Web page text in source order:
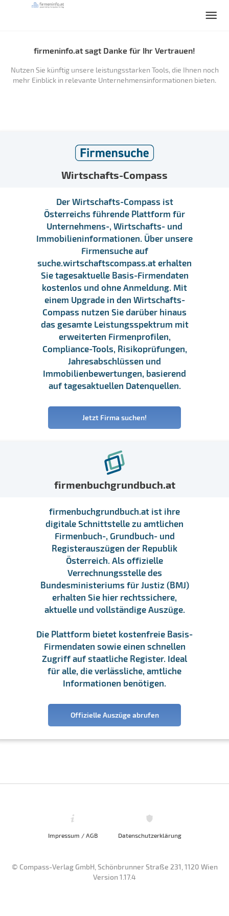
firmeninfo.at sagt Danke für Ihr Vertrauen!
Nutzen Sie künftig unsere leistungsstarken Tools, die Ihnen noch
mehr Einblick in relevante Unternehmensinformationen bieten.
Wirtschafts-Compass
Der Wirtschafts-Compass ist
Österreichs führende Plattform für
Unternehmens-, Wirtschafts- und
Immobilieninformationen. Über unsere
Firmensuche auf
suche.wirtschaftscompass.at erhalten
Sie tagesaktuelle Basis-Firmendaten
kostenlos und ohne Anmeldung. Mit
einem Upgrade in den Wirtschafts-
Compass nutzen Sie darüber hinaus
das gesamte Leistungsspektrum mit
erweiterten Firmenprofilen,
Compliance-Tools, Risikoprüfungen,
Jahresabschlüssen und
Immobilienbewertungen, basierend
auf tagesaktuellen Datenquellen.
Jetzt Firma suchen!
firmenbuchgrundbuch.at
firmenbuchgrundbuch.at ist ihre
digitale Schnittstelle zu amtlichen
Firmenbuch-, Grundbuch- und
Registerauszügen der Republik
Österreich. Als offizielle
Verrechnungsstelle des
Bundesministeriums für Justiz (BMJ)
erhalten Sie hier rechtssichere,
aktuelle und vollständige Auszüge.
Die Plattform bietet kostenfreie Basis-
Firmendaten sowie einen schnellen
Zugriff auf staatliche Register. Ideal
für alle, die verlässliche, amtliche
Informationen benötigen.
Offizielle Auszüge abrufen
Impressum / AGB Datenschutzerklärung
© Compass-Verlag GmbH, Schönbrunner Straße 231, 1120 Wien
Version 1.17.4